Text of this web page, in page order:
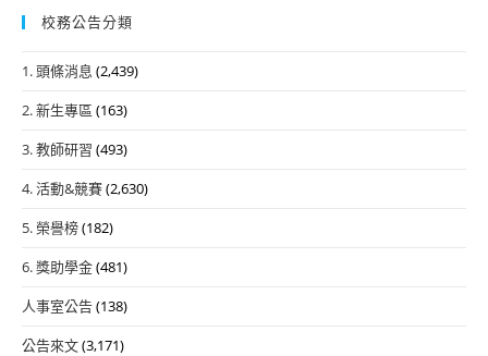
校務公告分類
1. 頭條消息 (2,439)
2. 新生專區 (163)
3. 教師研習 (493)
4. 活動&競賽(2,630)
5. 榮譽榜(182)
6. 獎助學金(481)
人事室公告(138)
公告來文(3,171)